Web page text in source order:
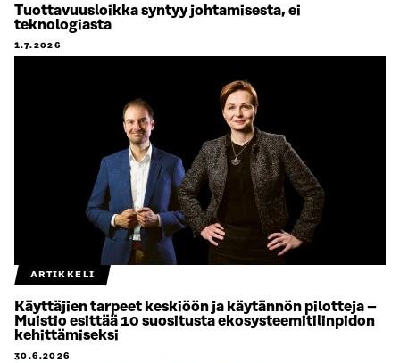
Tuottavuusloikka syntyy johtamisesta, ei
teknologiasta
1.7.2026
ARTIKKELI
Käyttäjien tarpeet keskiöön ja käytännön pilotteja –
Muistio esittää 10 suositusta ekosysteemitilinpidon
kehittämiseksi
30.6.2026